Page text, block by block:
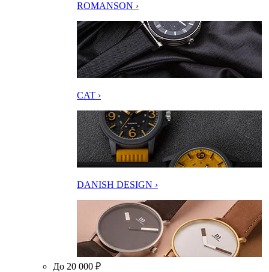
ROMANSON ›
CAT ›
DANISH DESIGN ›
До 20 000 ₽